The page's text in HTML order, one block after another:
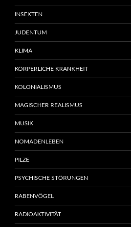
INSEKTEN
JUDENTUM
KLIMA
KÖRPERLICHE KRANKHEIT
KOLONIALISMUS
MAGISCHER REALISMUS
MUSIK
NOMADENLEBEN
PILZE
PSYCHISCHE STÖRUNGEN
RABENVÖGEL
RADIOAKTIVITÄT